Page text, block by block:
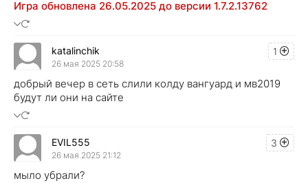
Игра обновлена 26.05.2025 до версии 1.7.2.13762
1
katalinchik
26 мая 2025 20:58
добрый вечер в сеть слили колду вангуард и мв2019
будут ли они на сайте
3
EVIL555
26 мая 2025 21:12
мыло убрали?